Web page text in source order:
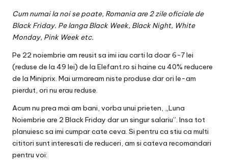
n
o
v
a
c
O
nl
in
e
Cum numai la noi se poate, Romania are 2 zile oficiale de
Black Friday. Pe langa Black Week, Black Night, White
Monday, Pink Week etc.
Pe 22 noiembrie am reusit sa imi iau carti la doar 6-7 lei
(reduse de la 49 lei) de la Elefant.ro si haine cu 40% reducere
de la Miniprix. Mai urmaream niste produse dar ori le-am
pierdut, ori nu erau reduse.
Acum nu prea mai am bani, vorba unui prieten, „Luna
Noiembrie are 2 Black Friday dar un singur salariu”. Insa tot
planuiesc sa imi cumpar cate ceva. Si pentru ca stiu ca multi
cititori sunt interesati de reduceri, am si cateva recomandari
pentru voi: